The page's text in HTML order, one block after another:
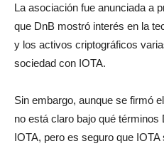
La asociación fue anunciada a
que DnB mostró interés en la
y los activos criptográficos
sociedad con IOTA.
Sin embargo, aunque se firmó
no está claro bajo qué
IOTA, pero es seguro que